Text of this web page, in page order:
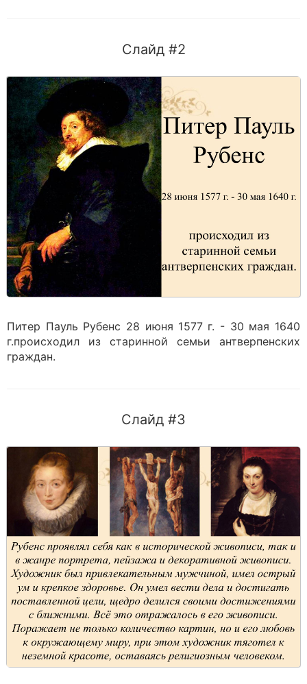
Слайд #2
Питер Пауль Рубенс 28 июня 1577 г. - 30 мая 1640
г.происходил из старинной семьи антверпенских
граждан.
Слайд #3